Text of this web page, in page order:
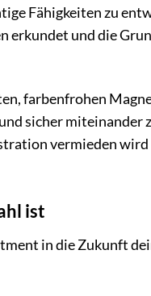
Fähigkeiten zu
erkundet und die
farbenfrohen
sicher miteinander
vermieden wird
ist
in die Zukunft